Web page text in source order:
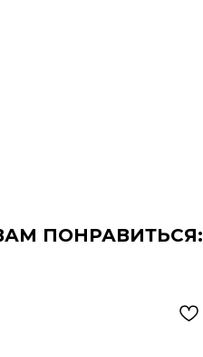
ПОНРАВИТЬСЯ: